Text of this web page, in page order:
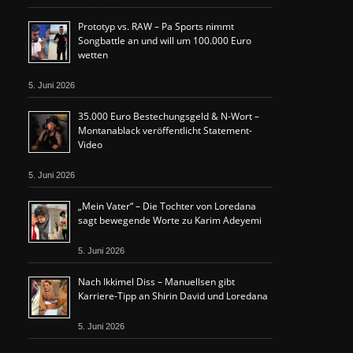
Prototyp vs. RAW – Pa Sports nimmt
Songbattle an und will um 100.000 Euro
wetten
5. Juni 2026
35.000 Euro Bestechungsgeld & N-Wort –
Montanablack veröffentlicht Statement-
Video
5. Juni 2026
„Mein Vater“ – Die Tochter von Loredana
sagt bewegende Worte zu Karim Adeyemi
5. Juni 2026
Nach Ikkimel Diss – Manuellsen gibt
Karriere-Tipp an Shirin David und Loredana
5. Juni 2026